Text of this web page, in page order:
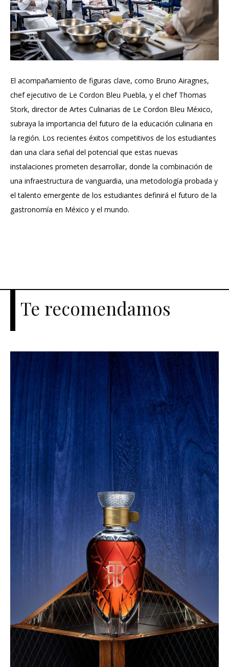
El acompañamiento de figuras clave, como Bruno Airagnes,
chef ejecutivo de Le Cordon Bleu Puebla, y el chef Thomas
Stork, director de Artes Culinarias de Le Cordon Bleu México,
subraya la importancia del futuro de la educación culinaria en
la región. Los recientes éxitos competitivos de los estudiantes
dan una clara señal del potencial que estas nuevas
instalaciones prometen desarrollar, donde la combinación de
una infraestructura de vanguardia, una metodología probada y
el talento emergente de los estudiantes definirá el futuro de la
gastronomía en México y el mundo.
Te recomendamos